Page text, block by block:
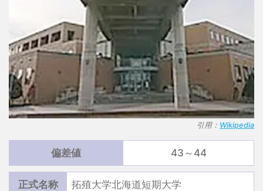
引用： Wikipedia
偏差値 43～44
正式名称 拓殖大学北海道短期大学